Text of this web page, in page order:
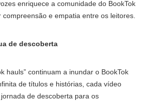
enriquece a comunidade do BookTok
e empatia entre os leitores.
de descoberta
hauls” continuam a inundar o BookTok
de títulos e histórias, cada vídeo
de descoberta para os